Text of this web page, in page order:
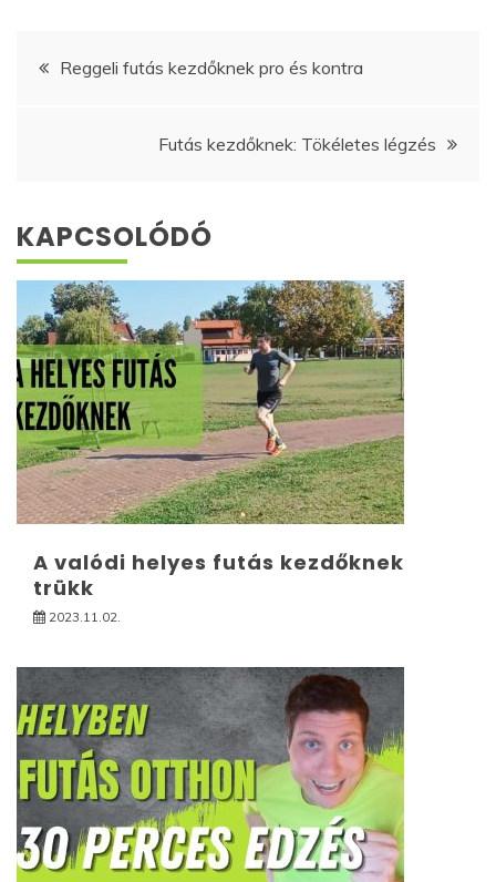
Bejegyzés
Reggeli futás kezdőknek pro és kontra
Futás kezdőknek: Tökéletes légzés
KAPCSOLÓDÓ
A valódi helyes futás kezdőknek
trükk
2023.11.02.